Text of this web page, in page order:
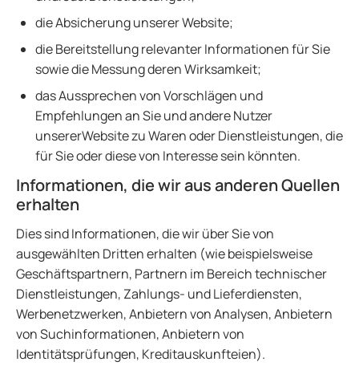
die Absicherung unserer Website;
die Bereitstellung relevanter Informationen für Sie
sowie die Messung deren Wirksamkeit;
das Aussprechen von Vorschlägen und
Empfehlungen an Sie und andere Nutzer
unsererWebsite zu Waren oder Dienstleistungen, die
für Sie oder diese von Interesse sein könnten.
Informationen, die wir aus anderen Quellen
erhalten
Dies sind Informationen, die wir über Sie von
ausgewählten Dritten erhalten (wie beispielsweise
Geschäftspartnern, Partnern im Bereich technischer
Dienstleistungen, Zahlungs- und Lieferdiensten,
Werbenetzwerken, Anbietern von Analysen, Anbietern
von Suchinformationen, Anbietern von
Identitätsprüfungen, Kreditauskunfteien).